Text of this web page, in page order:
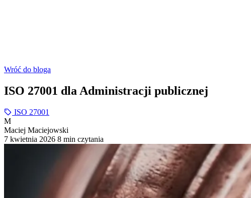
Wróć do bloga
ISO 27001 dla Administracji publicznej
ISO 27001
M
Maciej Maciejowski
7 kwietnia 2026 8 min czytania